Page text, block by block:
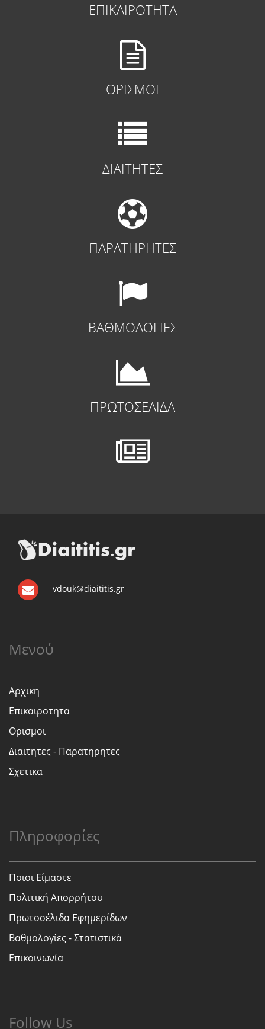
ΕΠΙΚΑΙΡΟΤΗΤΑ
ΟΡΙΣΜΟΙ
ΔΙΑΙΤΗΤΕΣ
ΠΑΡΑΤΗΡΗΤΕΣ
ΒΑΘΜΟΛΟΓΙΕΣ
ΠΡΩΤΟΣΕΛΙΔΑ
vdouk@diaititis.gr
Μενού
Αρχικη
Επικαιροτητα
Ορισμοι
Διαιτητες - Παρατηρητες
Σχετικα
Πληροφορίες
Ποιοι Είμαστε
Πολιτική Απορρήτου
Πρωτοσέλιδα Εφημερίδων
Βαθμολογίες - Στατιστικά
Επικοινωνία
Follow Us